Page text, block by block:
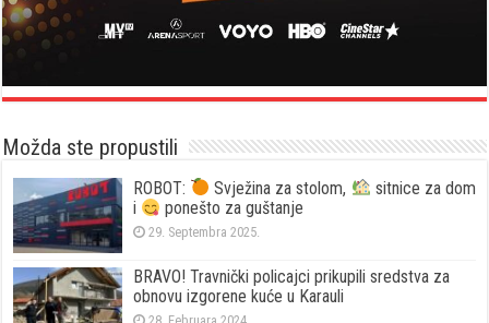
Možda ste propustili
ROBOT: Svježina za stolom,
sitnice za dom
i
ponešto za guštanje
29. Septembra 2025.
BRAVO! Travnički policajci prikupili sredstva za
obnovu izgorene kuće u Karauli